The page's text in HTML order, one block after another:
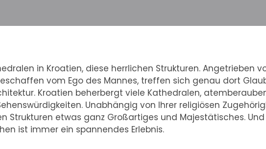
in Kroatien, diese herrlichen Strukturen. Angetrieben
vom Ego des Mannes, treffen sich genau dort
Kroatien beherbergt viele Kathedralen,
Unabhängig von Ihrer religiösen
Strukturen etwas ganz Großartiges und Majestätisches.
ist immer ein spannendes Erlebnis.